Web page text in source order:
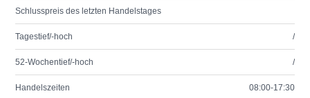
Schlusspreis des letzten Handelstages
Tagestief/-hoch /
52-Wochentief/-hoch /
Handelszeiten 08:00-17:30